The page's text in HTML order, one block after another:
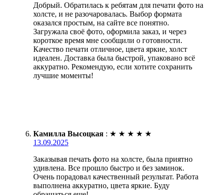
Добрый. Обратилась к ребятам для печати фото на
холсте, и не разочаровалась. Выбор формата
оказался простым, на сайте все понятно.
Загружала своё фото, оформила заказ, и через
короткое время мне сообщили о готовности.
Качество печати отличное, цвета яркие, холст
идеален. Доставка была быстрой, упаковано всё
аккуратно. Рекомендую, если хотите сохранить
лучшие моменты!
Камилла Высоцкая : ★ ★ ★ ★ ★
13.09.2025
Заказывая печать фото на холсте, была приятно
удивлена. Все прошло быстро и без заминок.
Очень порадовал качественный результат. Работа
выполнена аккуратно, цвета яркие. Буду